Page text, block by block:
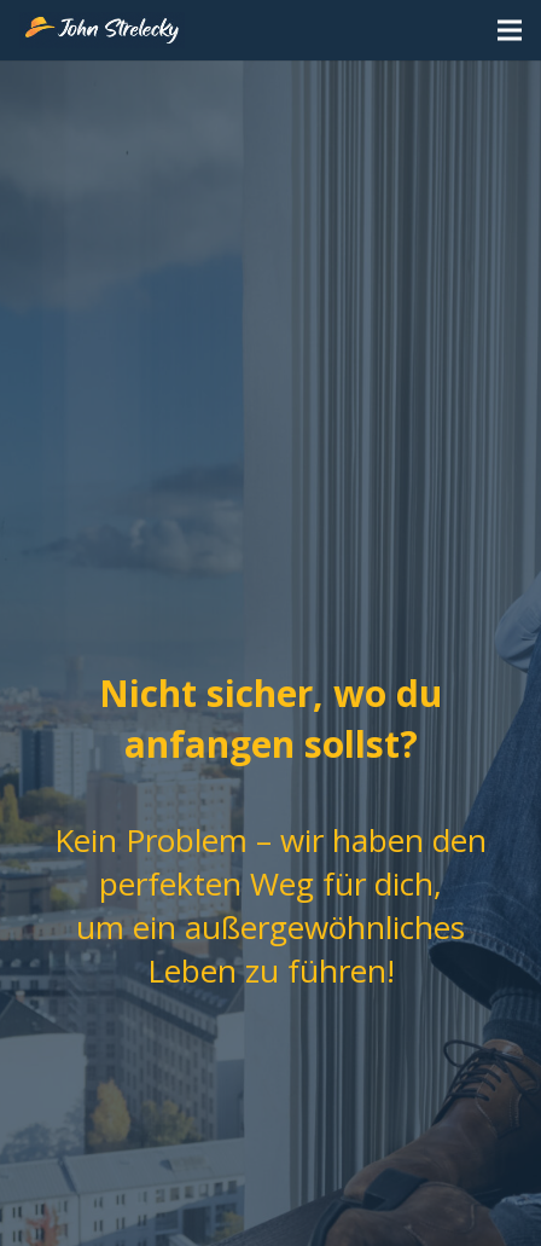
Nicht sicher, wo du
anfangen sollst?
Kein Problem – wir haben den
perfekten Weg für dich,
um ein außergewöhnliches
Leben zu führen!